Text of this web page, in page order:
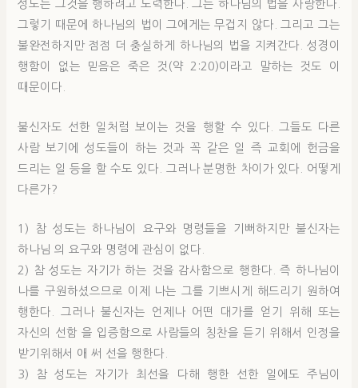
성도는 그것을 행하려고 노력한다. 그는 하나님의 법을 사랑한다.
그렇기 때문에 하나님의 법이 그에게는 무겁지 않다. 그리고 그는
불완전하지만 점점 더 충실하게 하나님의 법을 지켜간다. 성경이
행함이 없는 믿음은 죽은 것(약 2:20)이라고 말하는 것도 이
때문이다.
불신자도 선한 일처럼 보이는 것을 행할 수 있다. 그들도 다른
사람 보기에 성도들이 하는 것과 꼭 같은 일 즉 교회에 헌금을
드리는 일 등을 할 수도 있다. 그러나 분명한 차이가 있다. 어떻게
다른가?
1) 참 성도는 하나님이 요구와 명령들을 기뻐하지만 불신자는
하나님 의 요구와 명령에 관심이 없다.
2) 참 성도는 자기가 하는 것을 감사함으로 행한다. 즉 하나님이
나를 구원하셨으므로 이제 나는 그를 기쁘시게 해드리기 원하여
행한다. 그러나 불신자는 언제나 어떤 대가를 얻기 위해 또는
자신의 선함 을 입증함으로 사람들의 칭찬을 듣기 위해서 인정을
받기위해서 애 써 선을 행한다.
3) 참 성도는 자기가 최선을 다해 행한 선한 일에도 주님이